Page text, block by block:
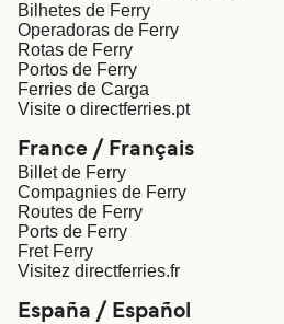
Ελλάδα
Polska
Schweiz (DE)
Україна
المغرب
Bilhetes de Ferry
Operadoras de Ferry
Rotas de Ferry
Portos de Ferry
Ferries de Carga
Visite o directferries.pt
France / Français
Billet de Ferry
Compagnies de Ferry
Routes de Ferry
Ports de Ferry
Fret Ferry
Visitez directferries.fr
España / Español